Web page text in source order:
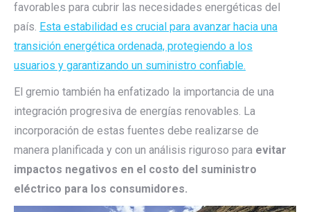
favorables para cubrir las necesidades energéticas del
país. Esta estabilidad es crucial para avanzar hacia una
transición energética ordenada, protegiendo a los
usuarios y garantizando un suministro confiable.
El gremio también ha enfatizado la importancia de una
integración progresiva de energías renovables. La
incorporación de estas fuentes debe realizarse de
manera planificada y con un análisis riguroso para evitar
impactos negativos en el costo del suministro
eléctrico para los consumidores.